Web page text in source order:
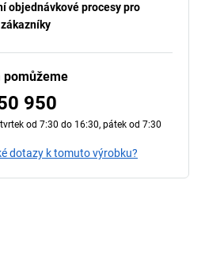
objednávkové procesy pro
pomůžeme
950
od 7:30 do 16:30, pátek od 7:30
dotazy k tomuto výrobku?